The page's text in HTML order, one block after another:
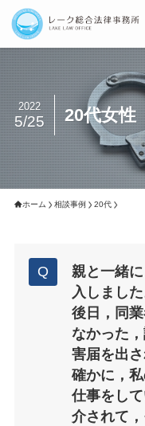
20代女
2022
5/25
ホーム 相談事例 20代
親と一緒
入しました
後日，同
なかった
害届を出さ
確かに，
仕事をし
介されて